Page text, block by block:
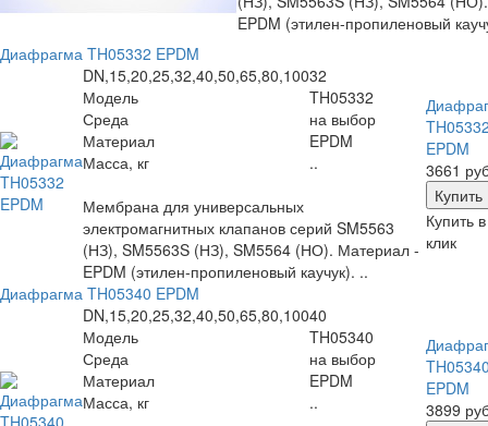
EPDM (этилен-пропиленовый
Диафрагма TH05332 EPDM
DN,15,20,25,32,40,50,65,80,10032
Модель
TH05332
Среда
на выбор
Материал
EPDM
Масса, кг
..
Мембрана для универсальных
электромагнитных клапанов серий SM5563
(НЗ), SM5563S (НЗ), SM5564 (НО). Материал -
EPDM (этилен-пропиленовый каучук). ..
EPDM
3661
Купить
клик
Диафрагма TH05340 EPDM
DN,15,20,25,32,40,50,65,80,10040
Модель
TH05340
Среда
на выбор
Материал
EPDM
Масса, кг
..
EPDM
3899